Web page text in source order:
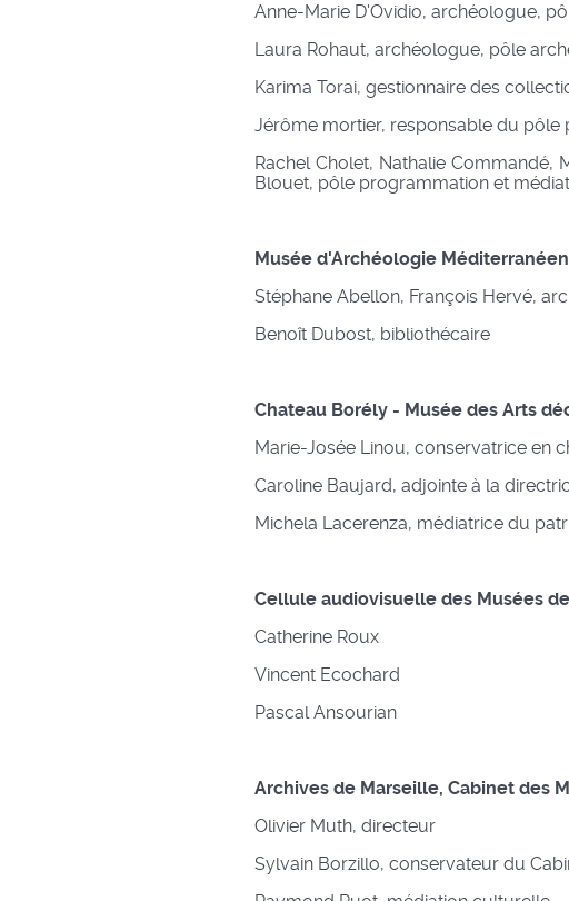
Anne-Marie D'Ovidio, archéologue,
Laura Rohaut, archéologue, pôle
Karima Torai, gestionnaire des
Jérôme mortier, responsable du
Rachel Cholet, Nathalie Commandé,
Blouet, pôle programmation et
Musée d'Archéologie
Stéphane Abellon, François Hervé,
Benoît Dubost, bibliothécaire
Chateau Borély - Musée des Arts
Marie-Josée Linou, conservatrice en
Caroline Baujard, adjointe à la
Michela Lacerenza, médiatrice du
Cellule audiovisuelle des Musées
Catherine Roux
Vincent Ecochard
Pascal Ansourian
Archives de Marseille, Cabinet des
Olivier Muth, directeur
Sylvain Borzillo, conservateur du